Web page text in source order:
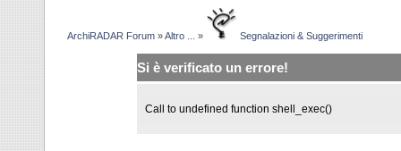
ArchiRADAR Forum »Altro ... » Segnalazioni & Suggerimenti
Si è verificato un errore!
Call to undefined function shell_exec()